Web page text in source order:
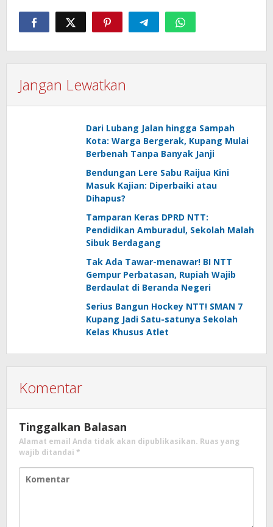
Jangan Lewatkan
Dari Lubang Jalan hingga Sampah
Kota: Warga Bergerak, Kupang Mulai
Berbenah Tanpa Banyak Janji
Bendungan Lere Sabu Raijua Kini
Masuk Kajian: Diperbaiki atau
Dihapus?
Tamparan Keras DPRD NTT:
Pendidikan Amburadul, Sekolah Malah
Sibuk Berdagang
Tak Ada Tawar-menawar! BI NTT
Gempur Perbatasan, Rupiah Wajib
Berdaulat di Beranda Negeri
Serius Bangun Hockey NTT! SMAN 7
Kupang Jadi Satu-satunya Sekolah
Kelas Khusus Atlet
Komentar
Tinggalkan Balasan
Alamat email Anda tidak akan dipublikasikan. Ruas yang
wajib ditandai *